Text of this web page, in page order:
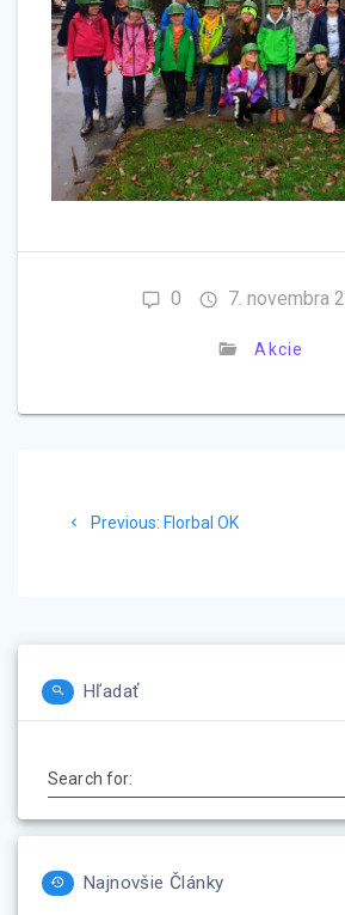
0 7. novembra
Akcie
Previous: Previous
Florbal OK
Hľadať
Search for:
Najnovšie Články